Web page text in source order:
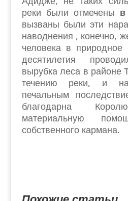
реки были отмечены
вызваны были эти
наводнения , конечно,
человека в
десятилетия
вырубка леса в районе
течению реки, и
печальным
благодарна
материальную
собственного кармана.